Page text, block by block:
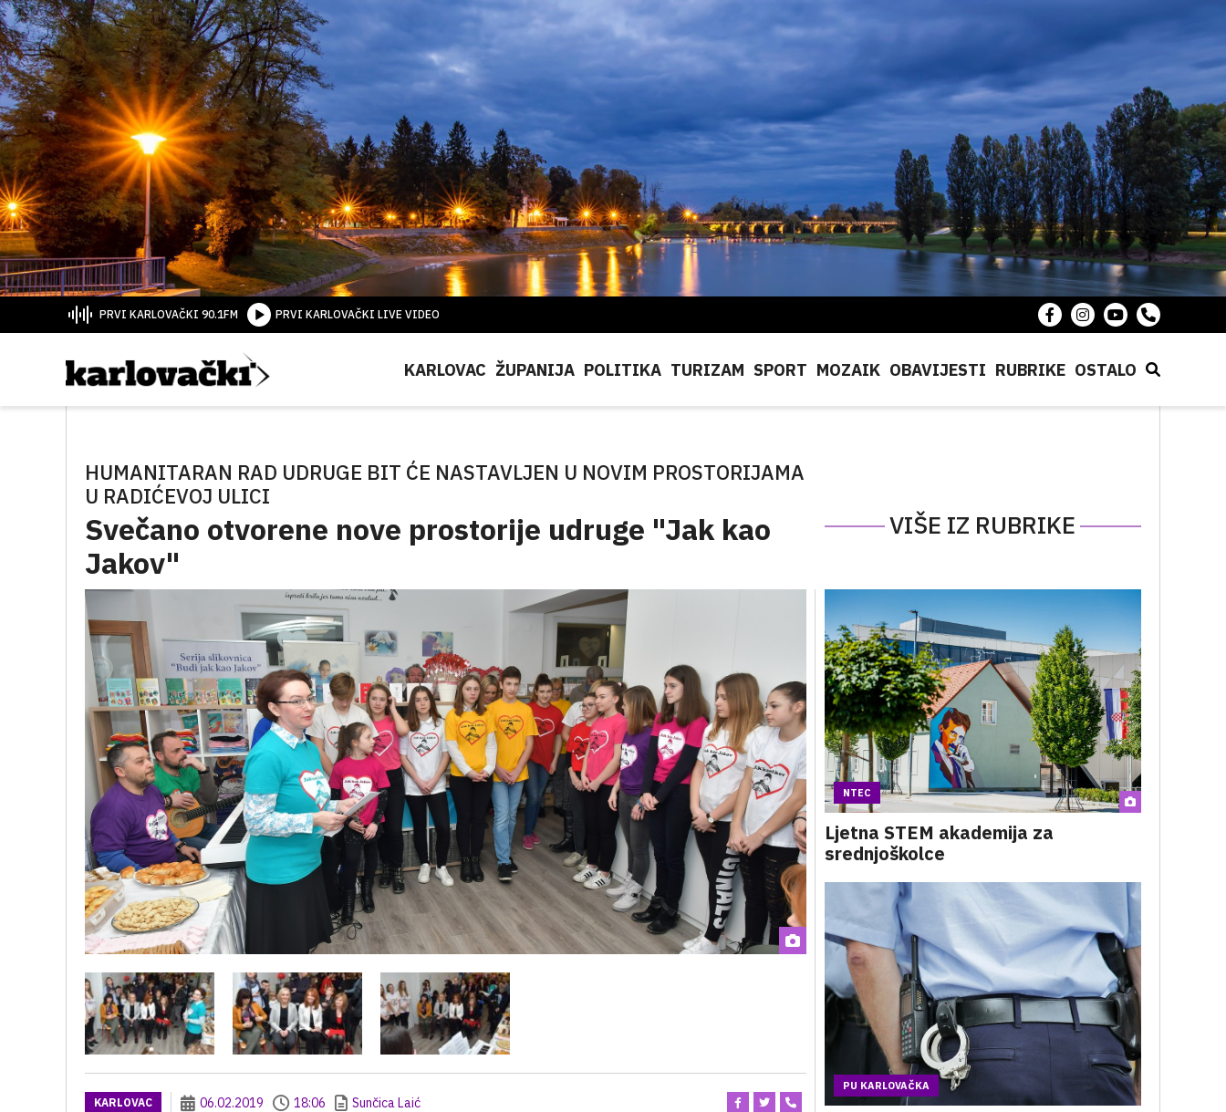
PRVI KARLOVAČKI 90.1FM PRVI KARLOVAČKI LIVE VIDEO
KARLOVAC ŽUPANIJA POLITIKA TURIZAM SPORT MOZAIK OBAVIJESTI RUBRIKE OSTALO
HUMANITARAN RAD UDRUGE BIT ĆE NASTAVLJEN U NOVIM PROSTORIJAMA
U RADIĆEVOJ ULICI
Svečano otvorene nove prostorije udruge "Jak kao
Jakov"
VIŠE IZ RUBRIKE
KARLOVAC 06.02.2019 18:06 Sunčica Laić
NTEC
Ljetna STEM akademija za
srednjoškolce
PU KARLOVAČKA